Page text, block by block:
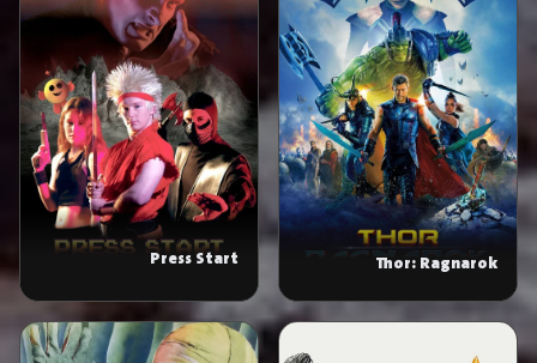
Thor: Ragnarok
Press Start